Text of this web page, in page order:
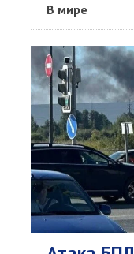
В мире